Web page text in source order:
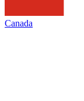
Canada